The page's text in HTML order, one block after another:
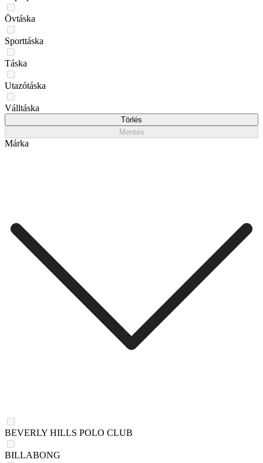
Övtáska
Sporttáska
Táska
Utazótáska
Válltáska
Törlés
Mentés
Márka
BEVERLY HILLS POLO CLUB
BILLABONG